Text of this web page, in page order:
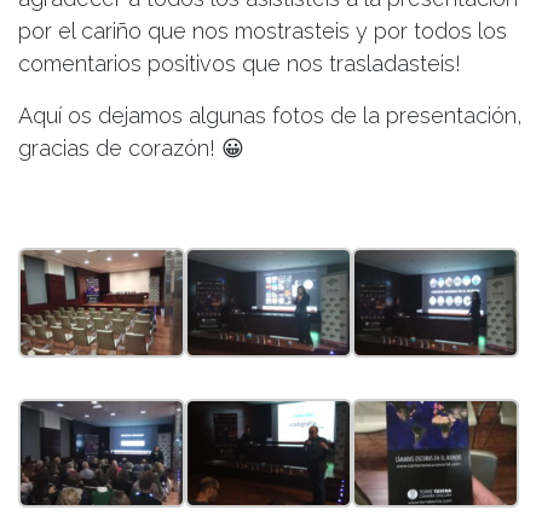
por el cariño que nos mostrasteis y por todos los
comentarios positivos que nos trasladasteis!
Aquí os dejamos algunas fotos de la presentación,
gracias de corazón! 😀